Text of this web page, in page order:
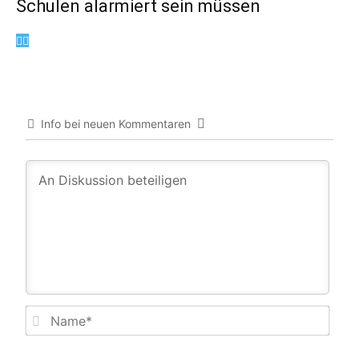
Schulen alarmiert sein müssen
Info bei neuen Kommentaren